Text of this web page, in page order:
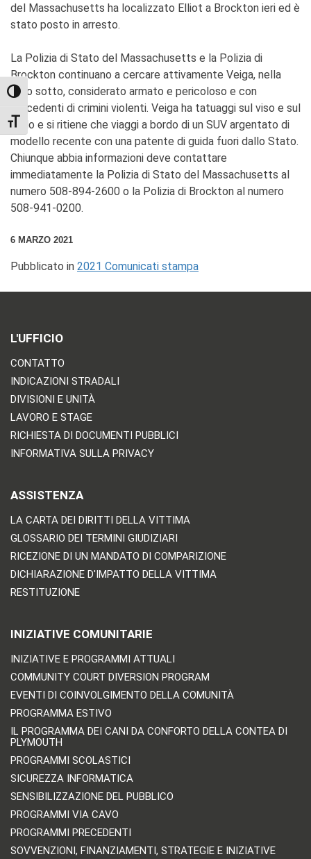
TOGGLE HIGH CONTRAST
TOGGLE FONT SIZE
del Massachusetts ha localizzato Elliot a Brockton ieri ed è
stato posto in arresto.
La Polizia di Stato del Massachusetts e la Polizia di
Brockton continuano a cercare attivamente Veiga, nella
foto sotto, considerato armato e pericoloso e con
precedenti di crimini violenti. Veiga ha tatuaggi sul viso e sul
collo e si ritiene che viaggi a bordo di un SUV argentato di
modello recente con una patente di guida fuori dallo Stato.
Chiunque abbia informazioni deve contattare
immediatamente la Polizia di Stato del Massachusetts al
numero 508-894-2600 o la Polizia di Brockton al numero
508-941-0200.
6 MARZO 2021
Pubblicato in 2021 Comunicati stampa
L'UFFICIO
CONTATTO
INDICAZIONI STRADALI
DIVISIONI E UNITÀ
LAVORO E STAGE
RICHIESTA DI DOCUMENTI PUBBLICI
INFORMATIVA SULLA PRIVACY
ASSISTENZA
LA CARTA DEI DIRITTI DELLA VITTIMA
GLOSSARIO DEI TERMINI GIUDIZIARI
RICEZIONE DI UN MANDATO DI COMPARIZIONE
DICHIARAZIONE D'IMPATTO DELLA VITTIMA
RESTITUZIONE
INIZIATIVE COMUNITARIE
INIZIATIVE E PROGRAMMI ATTUALI
COMMUNITY COURT DIVERSION PROGRAM
EVENTI DI COINVOLGIMENTO DELLA COMUNITÀ
PROGRAMMA ESTIVO
IL PROGRAMMA DEI CANI DA CONFORTO DELLA CONTEA DI
PLYMOUTH
PROGRAMMI SCOLASTICI
SICUREZZA INFORMATICA
SENSIBILIZZAZIONE DEL PUBBLICO
PROGRAMMI VIA CAVO
PROGRAMMI PRECEDENTI
SOVVENZIONI, FINANZIAMENTI, STRATEGIE E INIZIATIVE